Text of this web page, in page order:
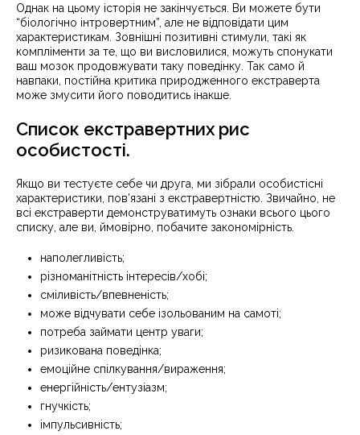
Однак на цьому історія не закінчується. Ви можете бути
“біологічно інтровертним”, але не відповідати цим
характеристикам. Зовнішні позитивні стимули, такі як
компліменти за те, що ви висловилися, можуть спонукати
ваш мозок продовжувати таку поведінку. Так само й
навпаки, постійна критика природженного екстраверта
може змусити його поводитись інакше.
Список екстравертних рис
особистості.
Якщо ви тестуєте себе чи друга, ми зібрали особистісні
характеристики, пов’язані з екстравертністю. Звичайно, не
всі екстраверти демонструватимуть ознаки всього цього
списку, але ви, ймовірно, побачите закономірність.
наполегливість;
різноманітність інтересів/хобі;
сміливість/впевненість;
може відчувати себе ізольованим на самоті;
потреба займати центр уваги;
ризикована поведінка;
емоційне спілкування/вираження;
енергійність/ентузіазм;
гнучкість;
імпульсивність;